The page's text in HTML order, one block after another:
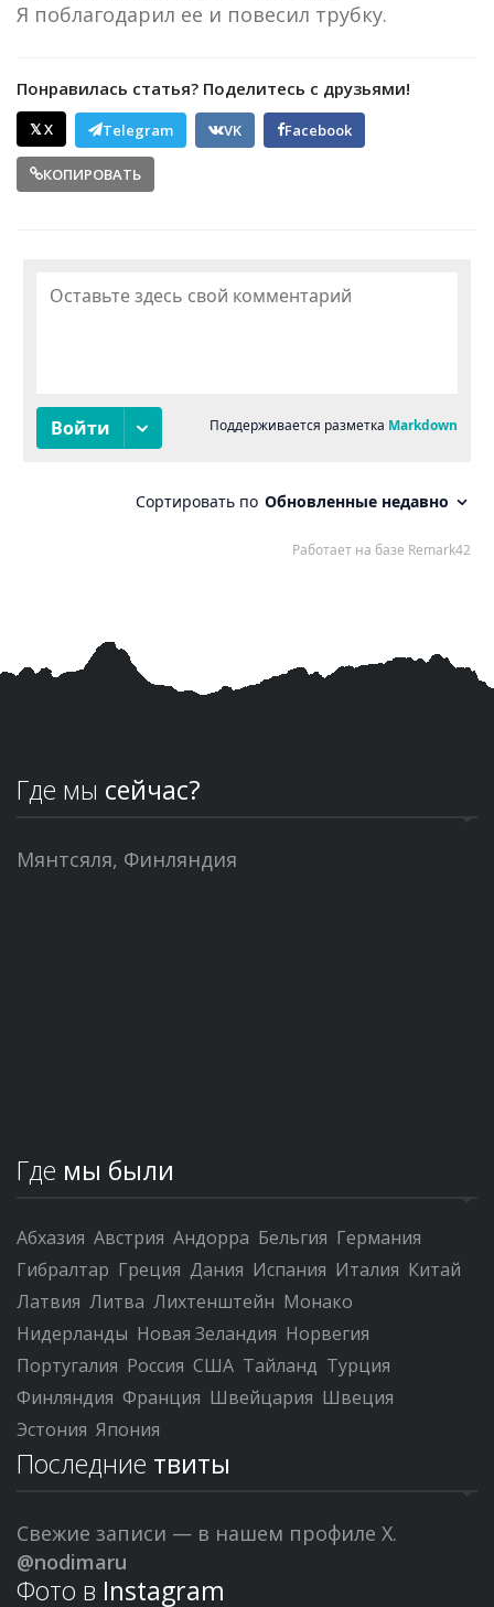
Я поблагодарил ее и повесил трубку.
Понравилась статья? Поделитесь с друзьями!
𝕏 X Telegram VK Facebook
КОПИРОВАТЬ
Где мы сейчас?
Мянтсяля, Финляндия
Где мы были
Абхазия Австрия Андорра Бельгия Германия
Гибралтар Греция Дания Испания Италия Китай
Латвия Литва Лихтенштейн Монако
Нидерланды Новая Зеландия Норвегия
Португалия Россия США Тайланд Турция
Финляндия Франция Швейцария Швеция
Эстония Япония
Последние твиты
Свежие записи — в нашем профиле X.
@nodimaru
Фото в Instagram